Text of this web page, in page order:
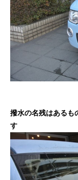
撥水の名残はあるも
す